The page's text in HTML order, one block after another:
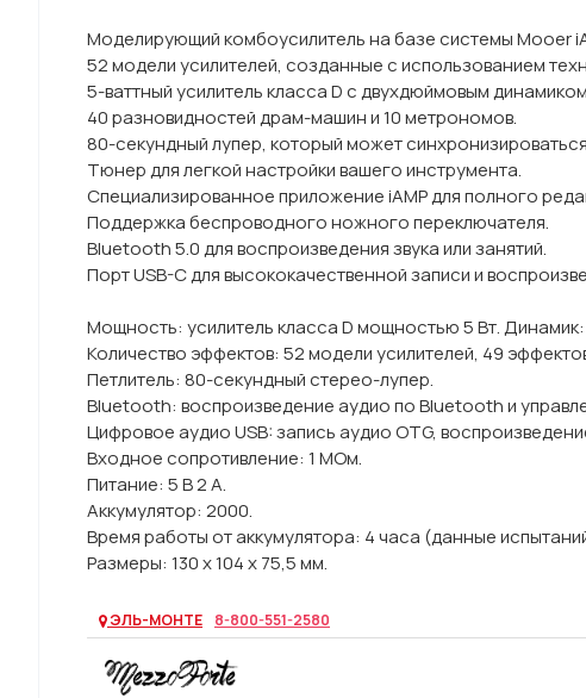
Моделирующий комбоусилитель на базе системы Mooer
52 модели усилителей, созданные с использованием
5-ваттный усилитель класса D с двухдюймовым
40 разновидностей драм-машин и 10 метрономов.
80-секундный лупер, который может
Тюнер для легкой настройки вашего инструмента.
Специализированное приложение iAMP для полного
Поддержка беспроводного ножного переключателя.
Bluetooth 5.0 для воспроизведения звука или занятий.
Порт USB-C для высококачественной записи и
Мощность: усилитель класса D мощностью 5 Вт.
Количество эффектов: 52 модели усилителей, 49
Петлитель: 80-секундный стерео-лупер.
Bluetooth: воспроизведение аудио по Bluetooth и
Цифровое аудио USB: запись аудио OTG,
Входное сопротивление: 1 МОм.
Питание: 5 В 2 А.
Аккумулятор: 2000.
Время работы от аккумулятора: 4 часа (данные
Размеры: 130 х 104 х 75,5 мм.